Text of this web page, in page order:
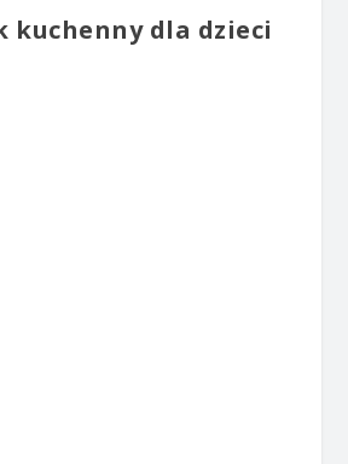
kuchenny dla dzieci